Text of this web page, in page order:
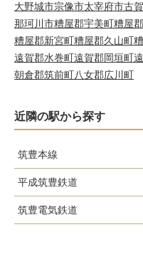
大野城市宗像市太宰府市古
那珂川市糟屋郡宇美町糟屋
糟屋郡新宮町糟屋郡久山町
遠賀郡水巻町遠賀郡岡垣町
朝倉郡筑前町八女郡広川町
近隣の駅から探す
筑豊本線
筑前植木駅
新入駅
平成筑豊鉄道
中泉駅
筑豊電気鉄道